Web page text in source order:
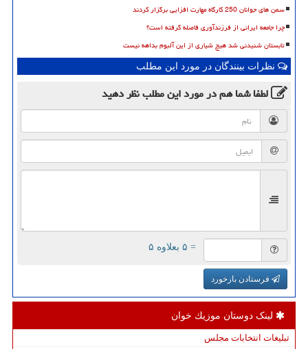
سمن های جوانان 250 کارگاه مهارت افزایی برگزار کردند
چرا جامعه ایرانی از فرزندآوری فاصله گرفته است؟
تابستان شنیدنی شد هیچ شیاری از این آلبوم بداهه نیست
نظرات بینندگان در مورد این مطلب
لطفا شما همدر مورد این مطلبنظر دهید
= ۵ بعلاوه ۵
فرستادن بازخورد
لینک دوستان موزیك خوان
تبلیغات انتخابات مجلس